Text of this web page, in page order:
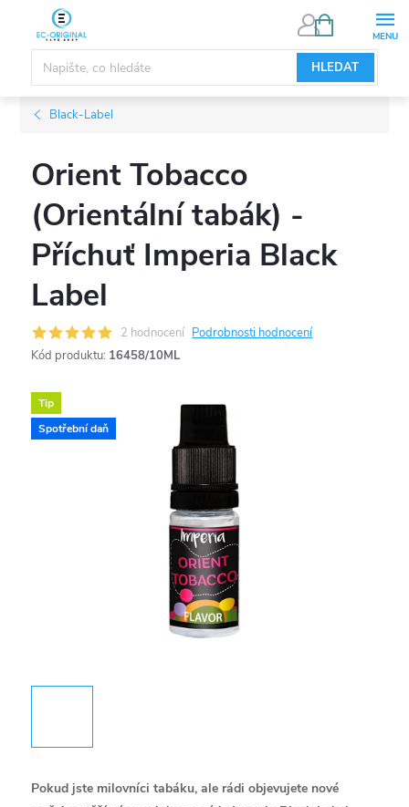
obsah
HLEDAT
NÁKUPNÍ
Black-Label
Orient Tobacco
(Orientální tabák) -
Příchuť Imperia Black
Label
2 hodnocení Podrobnosti hodnocení
Kód produktu: 16458/10ML
Tip
Spotřební daň
Pokud jste milovníci tabáku, ale rádi objevujete nové